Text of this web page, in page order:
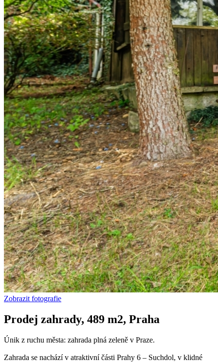
Zobrazit fotografie
Prodej zahrady, 489 m2, Praha
Únik z ruchu města: zahrada plná zeleně v Praze.
Zahrada se nachází v atraktivní části Prahy 6 – Suchdol, v klidné